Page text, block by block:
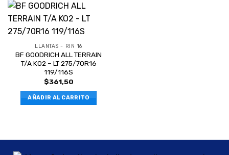
LLANTAS - RIN 16
BF GOODRICH ALL TERRAIN
T/A KO2 – LT 275/70R16
119/116S
$361,50
AÑADIR AL CARRITO